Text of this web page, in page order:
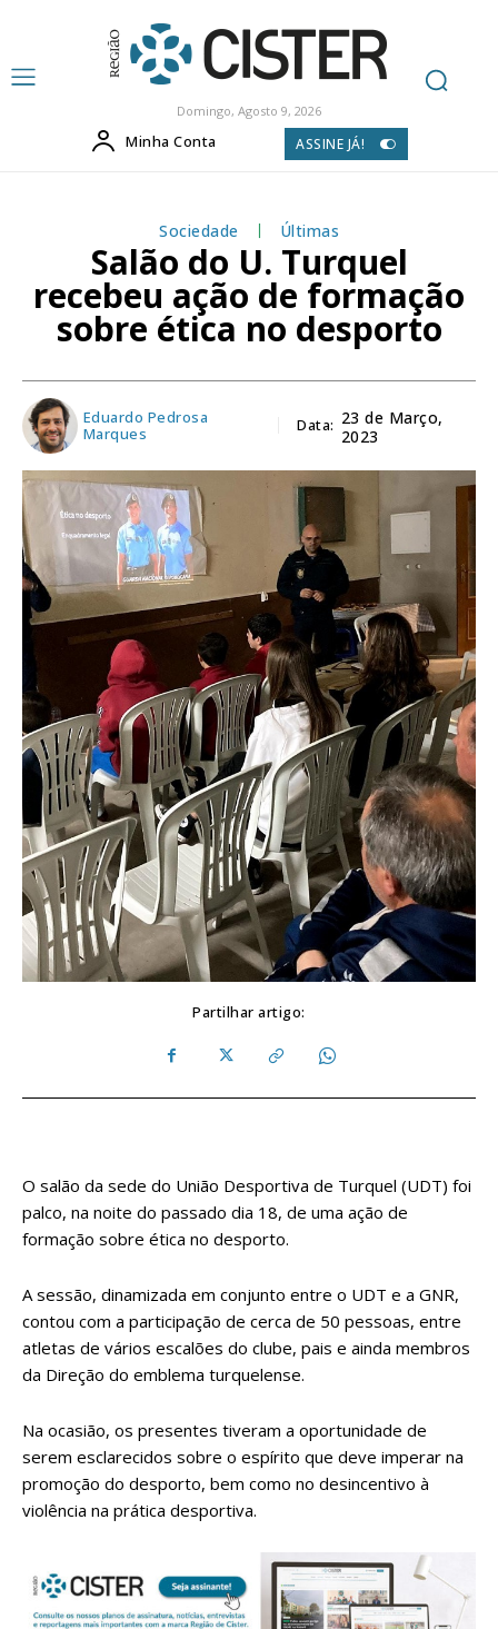
Domingo, Agosto 9, 2026
Minha Conta ASSINE JÁ!
Sociedade Últimas
Salão do U. Turquel
recebeu ação de formação
sobre ética no desporto
Eduardo Pedrosa
Marques
Data: 23 de Março,
2023
Partilhar artigo:
O salão da sede do União Desportiva de Turquel (UDT) foi
palco, na noite do passado dia 18, de uma ação de
formação sobre ética no desporto.
A sessão, dinamizada em conjunto entre o UDT e a GNR,
contou com a participação de cerca de 50 pessoas, entre
atletas de vários escalões do clube, pais e ainda membros
da Direção do emblema turquelense.
Na ocasião, os presentes tiveram a oportunidade de
serem esclarecidos sobre o espírito que deve imperar na
promoção do desporto, bem como no desincentivo à
violência na prática desportiva.